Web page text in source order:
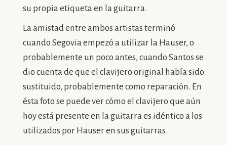
su propia etiqueta en la guitarra.
La amistad entre ambos artistas terminó
cuando Segovia empezó a utilizar la Hauser, o
probablemente un poco antes, cuando Santos se
dio cuenta de que el clavijero original había sido
sustituido, probablemente como reparación. En
ésta foto se puede ver cómo el clavijero que aún
hoy está presente en la guitarra es idéntico a los
utilizados por Hauser en sus guitarras.